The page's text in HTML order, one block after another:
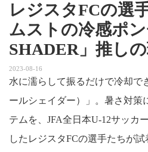
レジスタFCの選
ムストの冷感ポ
SHADER」推し
2023-08-16
水に濡らして振るだけで冷却で
ールシェイダー）」。暑さ対策
テムを、JFA全日本U-12サッカ
したレジスタFCの選手たちが